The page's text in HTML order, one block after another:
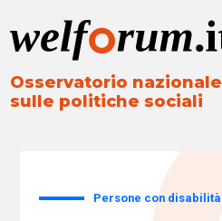
Osservatorio nazionale
sulle politiche sociali
Persone con disabilità